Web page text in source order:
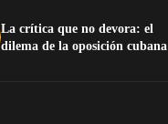
La crítica que no devora: el
dilema de la oposición cubana